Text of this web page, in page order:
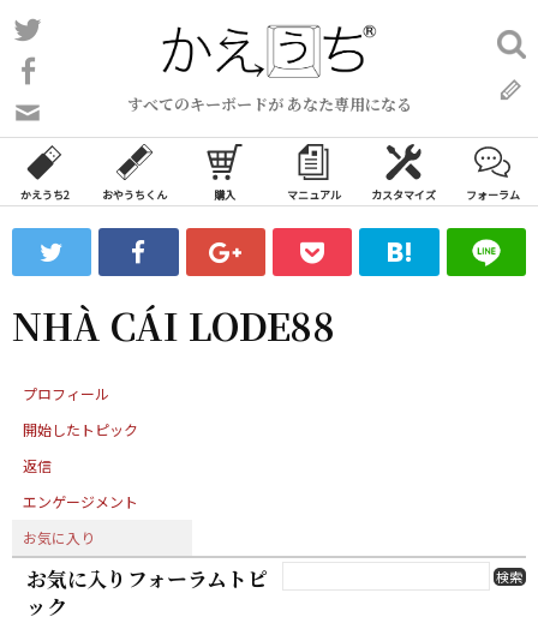
コ
ン
ン
ツ
ス
ッ
プ
すべてのキーボードが あなた専用になる
い
合
わ
フ
ォ
ム
検
索:
かえうち2 おやうちくん 購入 マニュアル カスタマイズ フォーラム
NHÀ CÁI LODE88
プロフィール
開始したトピック
返信
エンゲージメント
お気に入り
お気に入りフォーラムトピ
ック